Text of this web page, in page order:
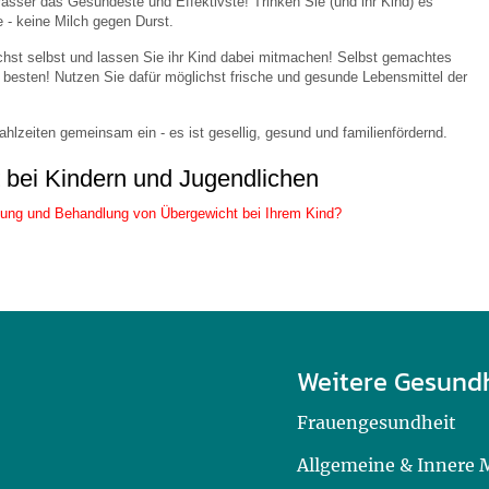
- keine Milch gegen Durst.
selbst und lassen Sie ihr Kind dabei mitmachen! Selbst gemachtes
Nutzen Sie dafür möglichst frische und gesunde Lebensmittel der
gemeinsam ein - es ist gesellig, gesund und familienfördernd.
Kindern und Jugendlichen
und Behandlung von Übergewicht bei Ihrem Kind?
Weitere
Frauengesundheit
Allgemeine & Innere